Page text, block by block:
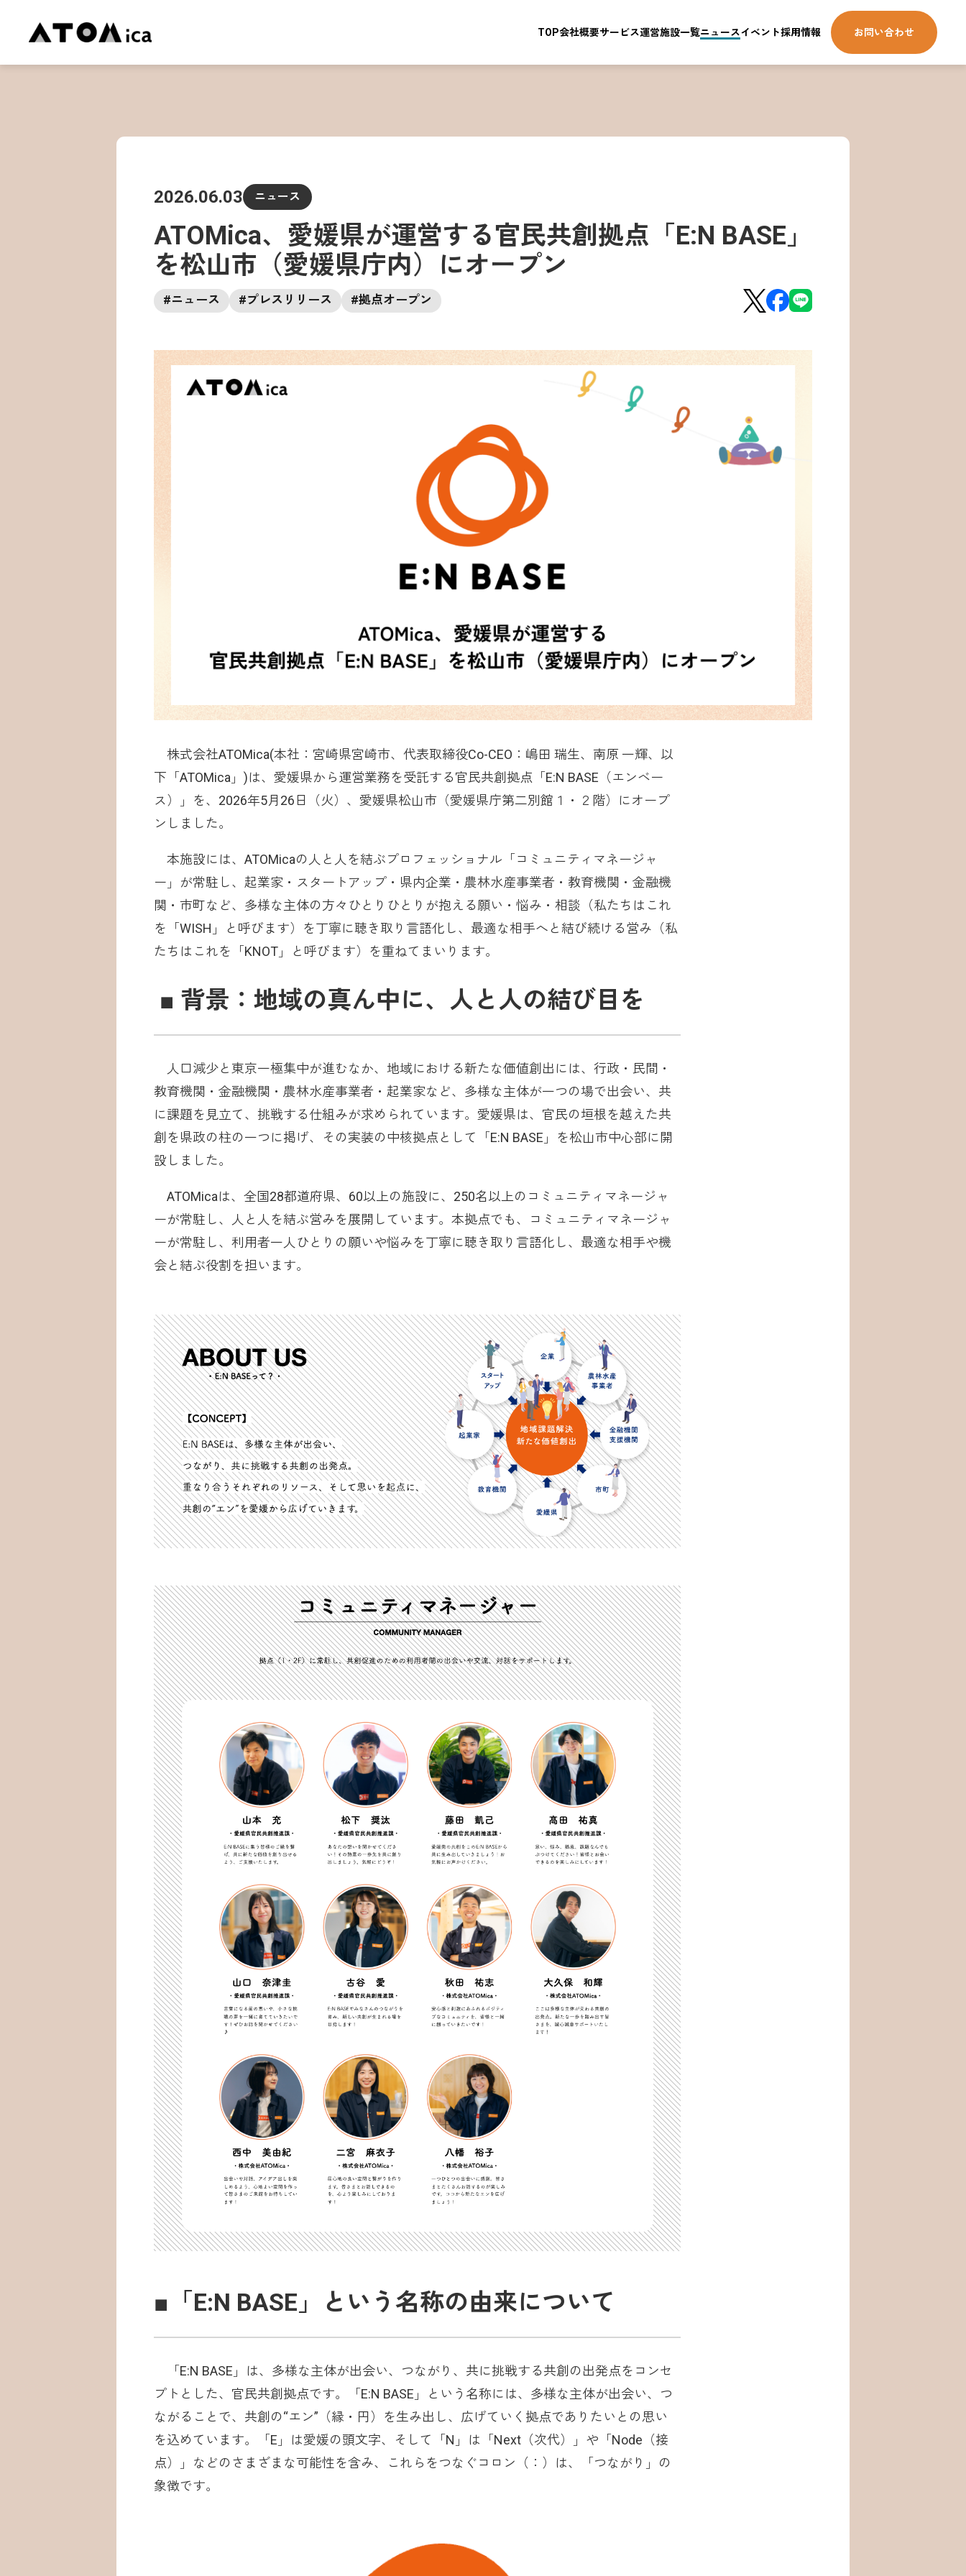
TOP会社概要サービス運営施設一覧ニュースイベント採用情報 お問い合わせ
2026.06.03 ニュース
ATOMica、愛媛県が運営する官民共創拠点「E:N BASE」
を松山市（愛媛県庁内）にオープン
#ニュース #プレスリリース #拠点オープン
株式会社ATOMica(本社：宮崎県宮崎市、代表取締役Co-CEO：嶋田 瑞生、南原 一輝、以
下「ATOMica」)は、愛媛県から運営業務を受託する官民共創拠点「E:N BASE（エンベー
ス）」を、2026年5月26日（火）、愛媛県松山市（愛媛県庁第二別館１・２階）にオープ
ンしました。
本施設には、ATOMicaの人と人を結ぶプロフェッショナル「コミュニティマネージャ
ー」が常駐し、起業家・スタートアップ・県内企業・農林水産事業者・教育機関・金融機
関・市町など、多様な主体の方々ひとりひとりが抱える願い・悩み・相談（私たちはこれ
を「WISH」と呼びます）を丁寧に聴き取り言語化し、最適な相手へと結び続ける営み（私
たちはこれを「KNOT」と呼びます）を重ねてまいります。
■ 背景：地域の真ん中に、人と人の結び目を
人口減少と東京一極集中が進むなか、地域における新たな価値創出には、行政・民間・
教育機関・金融機関・農林水産事業者・起業家など、多様な主体が一つの場で出会い、共
に課題を見立て、挑戦する仕組みが求められています。愛媛県は、官民の垣根を越えた共
創を県政の柱の一つに掲げ、その実装の中核拠点として「E:N BASE」を松山市中心部に開
設しました。
ATOMicaは、全国28都道府県、60以上の施設に、250名以上のコミュニティマネージャ
ーが常駐し、人と人を結ぶ営みを展開しています。本拠点でも、コミュニティマネージャ
ーが常駐し、利用者一人ひとりの願いや悩みを丁寧に聴き取り言語化し、最適な相手や機
会と結ぶ役割を担います。
■「E:N BASE」という名称の由来について
「E:N BASE」は、多様な主体が出会い、つながり、共に挑戦する共創の出発点をコンセ
プトとした、官民共創拠点です。「E:N BASE」という名称には、多様な主体が出会い、つ
ながることで、共創の“エン”（縁・円）を生み出し、広げていく拠点でありたいとの思い
を込めています。「E」は愛媛の頭文字、そして「N」は「Next（次代）」や「Node（接
点）」などのさまざまな可能性を含み、これらをつなぐコロン（：）は、「つながり」の
象徴です。